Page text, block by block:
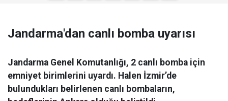
Jandarma'dan canlı bomba uyarısı
Jandarma Genel Komutanlığı, 2 canlı bomba için
emniyet birimlerini uyardı. Halen İzmir’de
bulundukları belirlenen canlı bombaların,